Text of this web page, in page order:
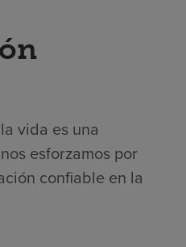
vida es una
esforzamos por
confiable en la